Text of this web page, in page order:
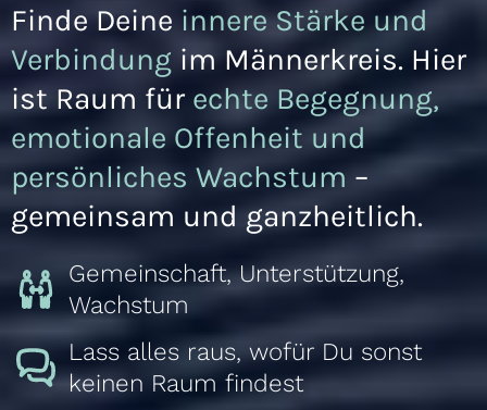
Finde Deine innere Stärke und
Verbindung im Männerkreis. Hier
ist Raum für echte Begegnung,
emotionale Offenheit und
persönliches Wachstum–
gemeinsam und ganzheitlich.
Gemeinschaft, Unterstützung,
Wachstum
Lass alles raus, wofür Du sonst
keinen Raum findest